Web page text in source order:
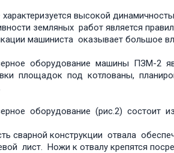
высокой
земляных работ является
машиниста оказывает большое
оборудование машины ПЗМ-2
площадок под котлованы,
оборудование (рис.2) состоит
сварной конструкции отвала
лист. Ножи к отвалу крепятся